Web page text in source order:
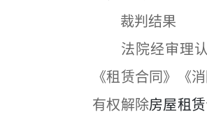
裁判结果
法院经审理认
《租赁合同》《
有权解除房屋租赁